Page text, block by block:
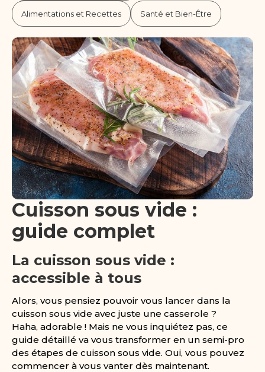
Alimentations et Recettes Santé et Bien-Être
Cuisson sous vide :
guide complet
La cuisson sous vide :
accessible à tous
Alors, vous pensiez pouvoir vous lancer dans la
cuisson sous vide avec juste une casserole ?
Haha, adorable ! Mais ne vous inquiétez pas, ce
guide détaillé va vous transformer en un semi-pro
des étapes de cuisson sous vide. Oui, vous pouvez
commencer à vous vanter dès maintenant.